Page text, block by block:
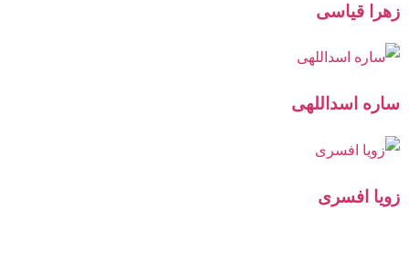
زهرا قیاسی
ساره اسداللهی
زویا افسری